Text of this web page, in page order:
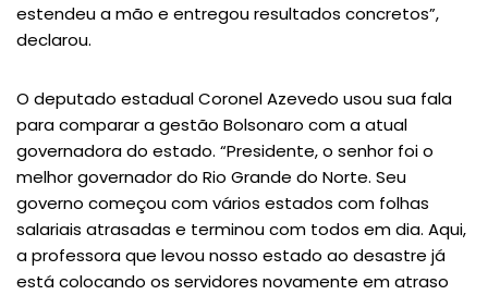
estendeu a mão e entregou resultados concretos”,
declarou.
O deputado estadual Coronel Azevedo usou sua fala
para comparar a gestão Bolsonaro com a atual
governadora do estado. “Presidente, o senhor foi o
melhor governador do Rio Grande do Norte. Seu
governo começou com vários estados com folhas
salariais atrasadas e terminou com todos em dia. Aqui,
a professora que levou nosso estado ao desastre já
está colocando os servidores novamente em atraso